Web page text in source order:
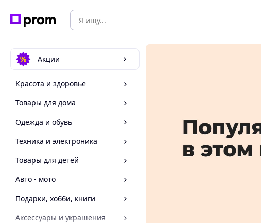
Акции
Красота и здоровье
Товары для дома
Одежда и обувь
Техника и электроника
Товары для детей
Авто - мото
Подарки, хобби, книги
Аксессуары и украшения